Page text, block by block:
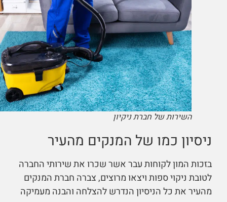
השירות של חברת ניקיון
ניסיון כמו של המנקים מהעיר
בזכות המון לקוחות עבר אשר שכרו את שירותי החברה
לטובת ניקוי ספות ויצאו מרוצים, צברה חברת המנקים
מהעיר את כל הניסיון הנדרש להצלחה והבנה מעמיקה